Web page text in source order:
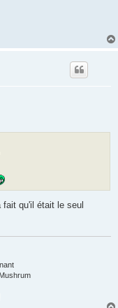
qu'il était le seul